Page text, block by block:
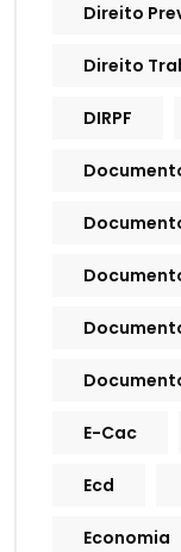
Direito
Direito
DIRPF
E-Cac
Ecd
Economia